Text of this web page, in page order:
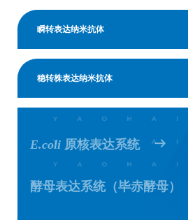
瞬转表达纳米抗体
稳转株表达纳米抗体
E.coli 原核表达系统
酵母表达系统（毕赤酵母）